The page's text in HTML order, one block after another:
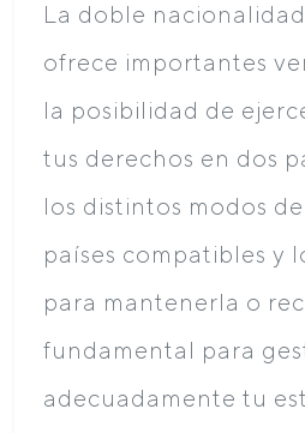
La doble
ofrece importantes
la posibilidad de
tus derechos en dos
los distintos modos
países compatibles y
para mantenerla o
fundamental para
adecuadamente tu